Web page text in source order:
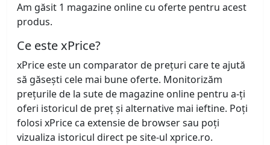
Am găsit 1 magazine online cu oferte pentru acest
produs.
Ce este xPrice?
xPrice este un comparator de prețuri care te ajută
să găsești cele mai bune oferte. Monitorizăm
prețurile de la sute de magazine online pentru a-ți
oferi istoricul de preț și alternative mai ieftine. Poți
folosi xPrice ca extensie de browser sau poți
vizualiza istoricul direct pe site-ul xprice.ro.